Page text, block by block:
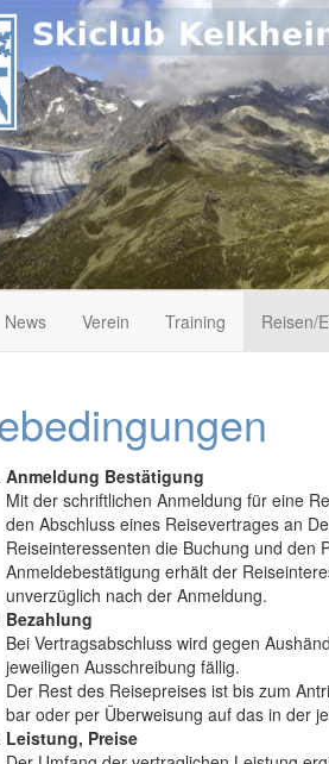
Kelkheim e.V.
News Verein Training Reisen/
Anmeldung Bestätigung
Mit der schriftlichen Anmeldung für eine
den Abschluss eines Reisevertrages an
Reiseinteressenten die Buchung und den
Anmeldebestätigung erhält der
unverzüglich nach der Anmeldung.
Bezahlung
Bei Vertragsabschluss wird gegen
jeweiligen Ausschreibung fällig.
Der Rest des Reisepreises ist bis zum
bar oder per Überweisung auf das in der
Leistung, Preise